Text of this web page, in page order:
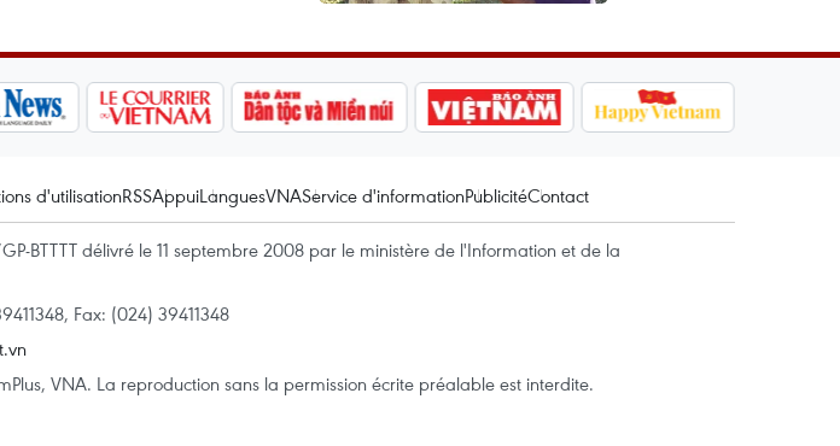
d'utilisationRSSAppuiLanguesVNAService d'informationPublicitéContact
BTTTT délivré le 11 septembre 2008 par le ministère de l'Information et de la
Fax: (024) 39411348
VNA. La reproduction sans la permission écrite préalable est interdite.